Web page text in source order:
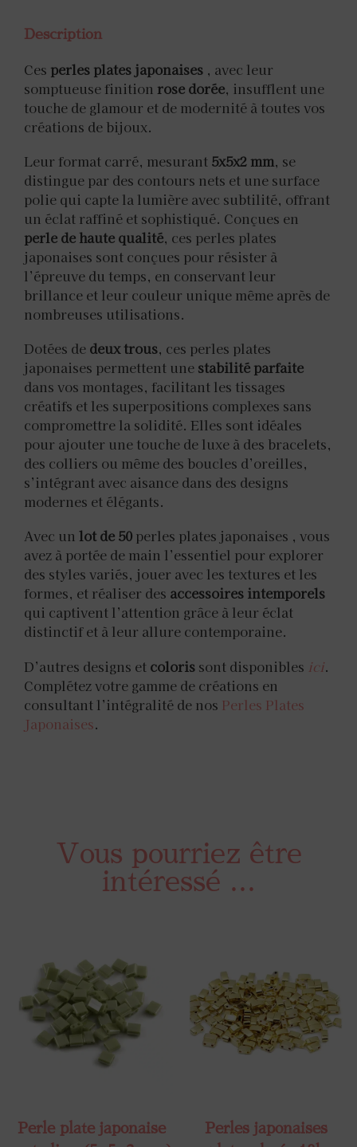
Description
Ces perles plates japonaises , avec leur
somptueuse finition rose dorée, insufflent une
touche de glamour et de modernité à toutes vos
créations de bijoux.
Leur format carré, mesurant 5x5x2 mm, se
distingue par des contours nets et une surface
polie qui capte la lumière avec subtilité, offrant
un éclat raffiné et sophistiqué. Conçues en
perle de haute qualité, ces perles plates
japonaises sont conçues pour résister à
l’épreuve du temps, en conservant leur
brillance et leur couleur unique même après de
nombreuses utilisations.
Dotées de deux trous, ces perles plates
japonaises permettent une stabilité parfaite
dans vos montages, facilitant les tissages
créatifs et les superpositions complexes sans
compromettre la solidité. Elles sont idéales
pour ajouter une touche de luxe à des bracelets,
des colliers ou même des boucles d’oreilles,
s’intégrant avec aisance dans des designs
modernes et élégants.
Avec un lot de 50 perles plates japonaises , vous
avez à portée de main l’essentiel pour explorer
des styles variés, jouer avec les textures et les
formes, et réaliser des accessoires intemporels
qui captivent l’attention grâce à leur éclat
distinctif et à leur allure contemporaine.
D’autres designs et coloris sont disponibles ici.
Complétez votre gamme de créations en
consultant l’intégralité de nos Perles Plates
Japonaises.
Vous pourriez être
intéressé ...
Perle plate japonaise
Perles japonaises